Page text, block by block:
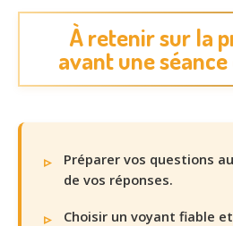
À retenir sur la
avant une
Préparer vos questions
de vos réponses.
Choisir un voyant fiable